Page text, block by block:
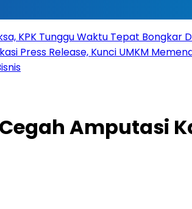
KPK Tunggu Waktu Tepat Bongkar
Press Release, Kunci UMKM
Amputasi